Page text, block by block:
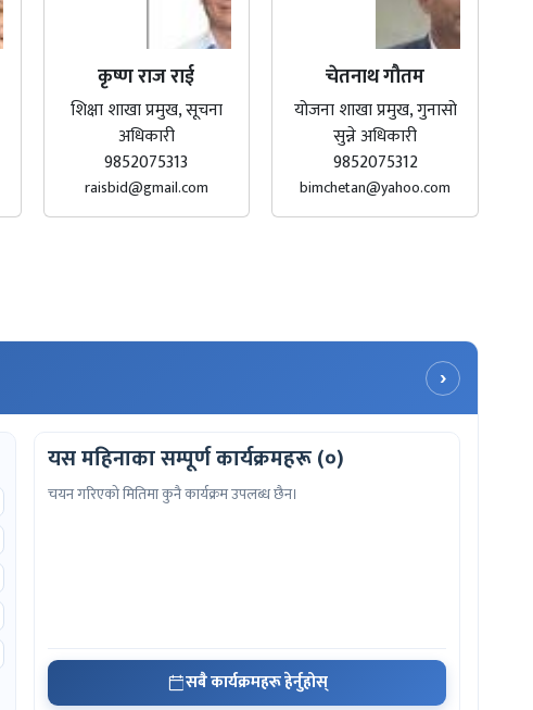
कृष्ण राज राई
शिक्षा शाखा प्रमुख, सूचना
अधिकारी
9852075313
raisbid@gmail.com
चेतनाथ गौतम
योजना शाखा प्रमुख, गुनासो
सुन्ने अधिकारी
9852075312
bimchetan@yahoo.com
›
यस महिनाका सम्पूर्ण कार्यक्रमहरू (०)
चयन गरिएको मितिमा कुनै कार्यक्रम उपलब्ध छैन।
सबै कार्यक्रमहरू हेर्नुहोस्